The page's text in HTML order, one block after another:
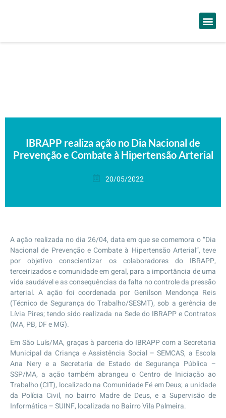
IBRAPP realiza ação no Dia Nacional de
Prevenção e Combate à Hipertensão Arterial
20/05/2022
A ação realizada no dia 26/04, data em que se comemora o “Dia
Nacional de Prevenção e Combate à Hipertensão Arterial”, teve
por objetivo conscientizar os colaboradores do IBRAPP,
terceirizados e comunidade em geral, para a importância de uma
vida saudável e as consequências da falta no controle da pressão
arterial. A ação foi coordenada por Genilson Mendonça Reis
(Técnico de Segurança do Trabalho/SESMT), sob a gerência de
Lívia Pires; tendo sido realizada na Sede do IBRAPP e Contratos
(MA, PB, DF e MG).
Em São Luís/MA, graças à parceria do IBRAPP com a Secretaria
Municipal da Criança e Assistência Social – SEMCAS, a Escola
Ana Nery e a Secretaria de Estado de Segurança Pública –
SSP/MA, a ação também abrangeu o Centro de Iniciação ao
Trabalho (CIT), localizado na Comunidade Fé em Deus; a unidade
da Polícia Civil, no bairro Madre de Deus, e a Supervisão de
Informática – SUINF, localizada no Bairro Vila Palmeira.